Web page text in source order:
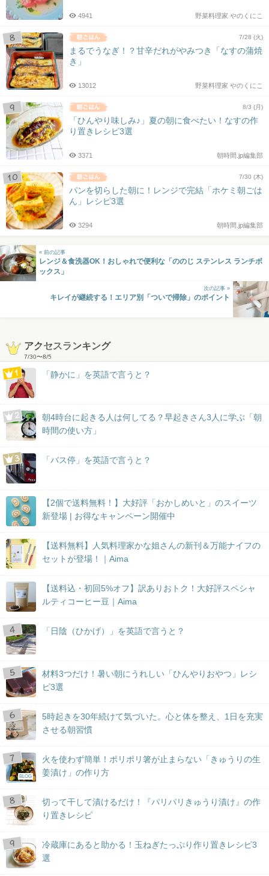
野菜料理家 やのくにこ
4941
7/28 (火)
まるでうなぎ！？甘辛だれがやみつき「なすの蒲焼
き」
野菜料理家 やのくにこ
13012
8/3 (月)
「ひんやり味しみ♪」夏の朝に食べたい！なすの作
り置きレシピ3選
朝時間.jp編集部
3371
7/30 (木)
パンを切らした朝に！レンジで完結「ホケミ朝ごは
ん」レシピ3選
朝時間.jp編集部
3294
« 前の記事
レンジ＆食洗器OK！おしゃれで便利な「ののじ ステンレス ランチボ
ックス」
次の記事 »
キレイが継続する！エリア別「ついで掃除」のポイント
アクセスランキング
7/30〜8/5
「静かに」を英語で言うと？
朝4時台に起きる人は何してる？早起きさん3人に学ぶ「朝
時間の使い方」
「バス停」を英語で言うと？
【2個で送料無料！】大好評「おかしめいと」のスイーツ
新登場 | お得なキャンペーン開催中
【送料無料】人気料理家かな姐さんの新刊＆万能ナイフの
セットが登場！｜Aima
【送料込・初回5%オフ】訳ありおトク！大好評スペシャ
ルティコーヒー豆｜Aima
「日陰（ひかげ）」を英語で言うと？
材料3つだけ！暑い朝にうれしい「ひんやりおやつ」レシ
ピ3選
5時起きを30年続けて気づいた。心と体を整え、1日を充実
させる朝習慣
BLOG
火を使わず簡単！ポリポリ箸が止まらない「きゅうりの生
姜漬け」の作り方
切って干して漬けるだけ！『パリパリきゅうり漬け』の作
り置きレシピ
冷蔵庫にあると助かる！玉ねぎたっぷり作り置きレシピ3
選